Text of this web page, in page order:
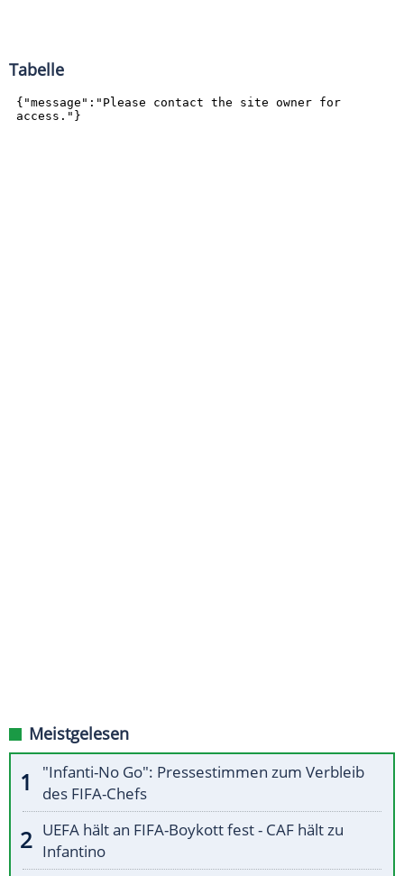
Tabelle
Meistgelesen
"Infanti-No Go": Pressestimmen zum Verbleib
des FIFA-Chefs
UEFA hält an FIFA-Boykott fest - CAF hält zu
Infantino